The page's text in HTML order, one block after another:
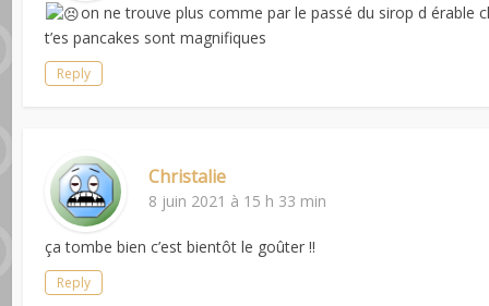
on ne trouve plus comme par le passé du sirop d érable
t’es pancakes sont magnifiques
Reply
Christalie
8 juin 2021 à 15 h 33 min
ça tombe bien c’est bientôt le goûter !!
Reply